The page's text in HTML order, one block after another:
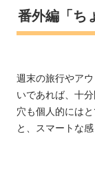
番外編「ち
週末の旅行やア
いであれば、十
穴も個人的には
と、スマートな